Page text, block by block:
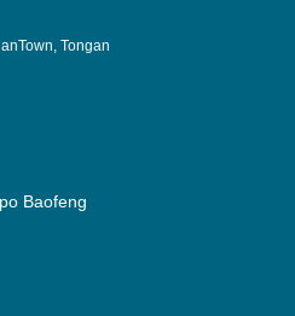
Tongan
Baofeng